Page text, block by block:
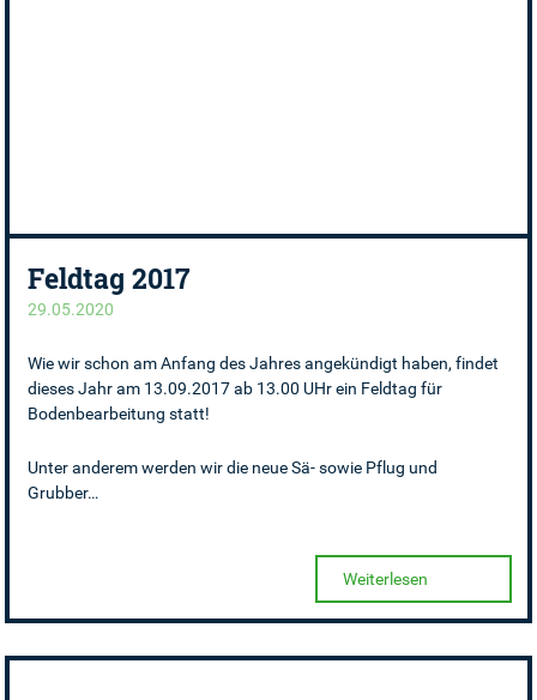
29.05.2020
Feldtag 2017
Wie wir schon am Anfang des Jahres angekündigt haben, findet
dieses Jahr am 13.09.2017 ab 13.00 UHr ein Feldtag für
Bodenbearbeitung statt!
Unter anderem werden wir die neue Sä- sowie Pflug und
Grubber…
Weiterlesen